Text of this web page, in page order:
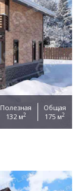
Полезная
132 м2
Общая
175 м2